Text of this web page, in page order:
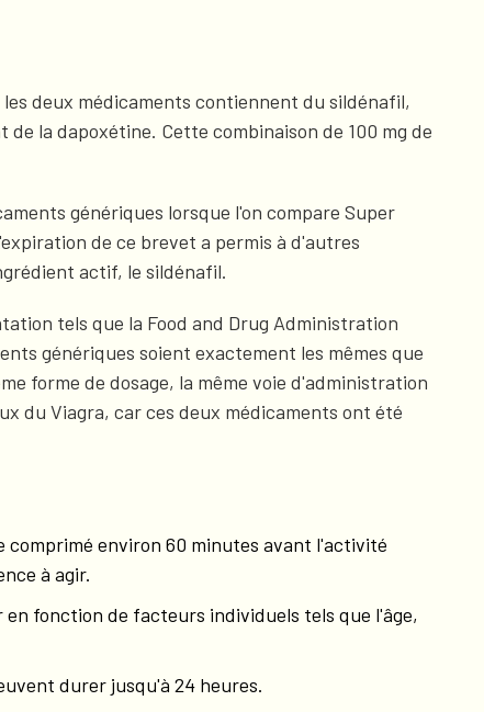
les deux médicaments contiennent du sildénafil,
la dapoxétine. Cette combinaison de 100 mg de
génériques lorsque l'on compare Super
de ce brevet a permis à d'autres
actif, le sildénafil.
tels que la Food and Drug Administration
génériques soient exactement les mêmes que
forme de dosage, la même voie d'administration
du Viagra, car ces deux médicaments ont été
comprimé environ 60 minutes avant l'activité
à agir.
fonction de facteurs individuels tels que l'âge,
durer jusqu'à 24 heures.